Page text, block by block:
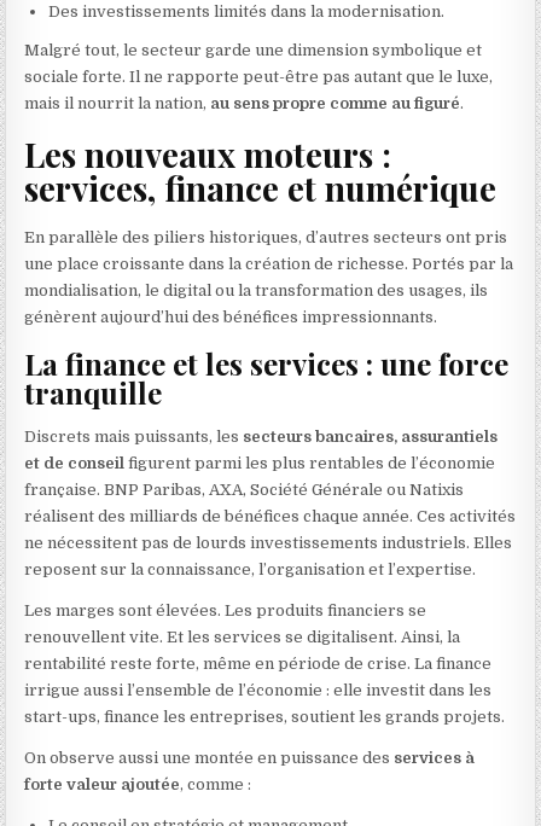
Des investissements limités dans la modernisation.
Malgré tout, le secteur garde une dimension symbolique et
sociale forte. Il ne rapporte peut-être pas autant que le luxe,
mais il nourrit la nation, au sens propre comme au figuré.
Les nouveaux moteurs :
services, finance et numérique
En parallèle des piliers historiques, d’autres secteurs ont pris
une place croissante dans la création de richesse. Portés par la
mondialisation, le digital ou la transformation des usages, ils
génèrent aujourd’hui des bénéfices impressionnants.
La finance et les services : une force
tranquille
Discrets mais puissants, les secteurs bancaires, assurantiels
et de conseil figurent parmi les plus rentables de l’économie
française. BNP Paribas, AXA, Société Générale ou Natixis
réalisent des milliards de bénéfices chaque année. Ces activités
ne nécessitent pas de lourds investissements industriels. Elles
reposent sur la connaissance, l’organisation et l’expertise.
Les marges sont élevées. Les produits financiers se
renouvellent vite. Et les services se digitalisent. Ainsi, la
rentabilité reste forte, même en période de crise. La finance
irrigue aussi l’ensemble de l’économie : elle investit dans les
start-ups, finance les entreprises, soutient les grands projets.
On observe aussi une montée en puissance des services à
forte valeur ajoutée, comme :